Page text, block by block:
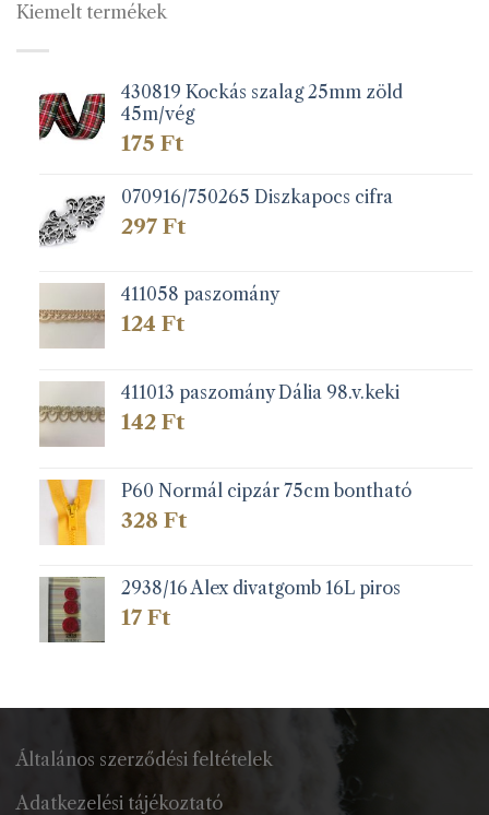
Kiemelt termékek
430819 Kockás szalag 25mm zöld
45m/vég
175 Ft
070916/750265 Diszkapocs cifra
297 Ft
411058 paszomány
124 Ft
411013 paszomány Dália 98.v.keki
142 Ft
P60 Normál cipzár 75cm bontható
328 Ft
2938/16 Alex divatgomb 16L piros
17 Ft
Általános szerződési feltételek
Adatkezelési tájékoztató